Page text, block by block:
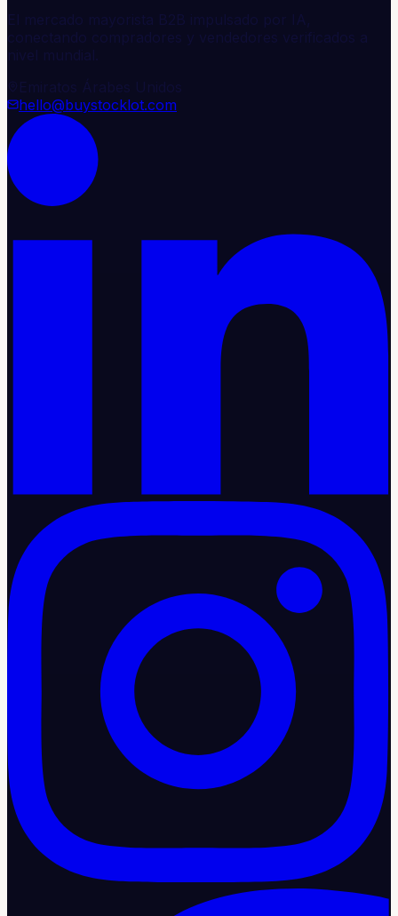
El mercado mayorista B2B impulsado por IA,
conectando compradores y vendedores verificados a
nivel mundial.
Emiratos Árabes Unidos
hello@buystocklot.com